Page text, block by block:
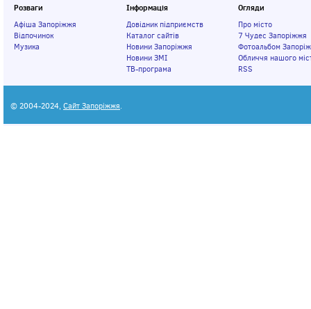
Розваги
Афіша Запоріжжя
Відпочинок
Музика
Інформація
Довідник підприємств
Каталог сайтів
Новини Запоріжжя
Новини ЗМІ
ТВ-програма
Огляди
Про місто
7 Чудес Запоріжжя
Фотоальбом
Обличчя нашого
RSS
© 2004-2024, Сайт Запоріжжя.